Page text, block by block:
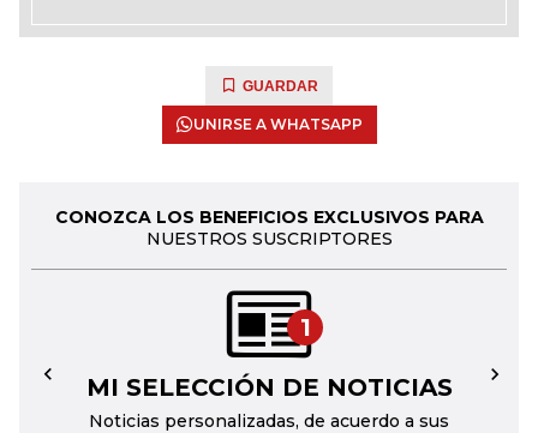
GUARDAR
UNIRSE A WHATSAPP
CONOZCA LOS BENEFICIOS EXCLUSIVOS PARA
NUESTROS SUSCRIPTORES
1
MI SELECCIÓN DE NOTICIAS
Noticias personalizadas, de acuerdo a sus
← →